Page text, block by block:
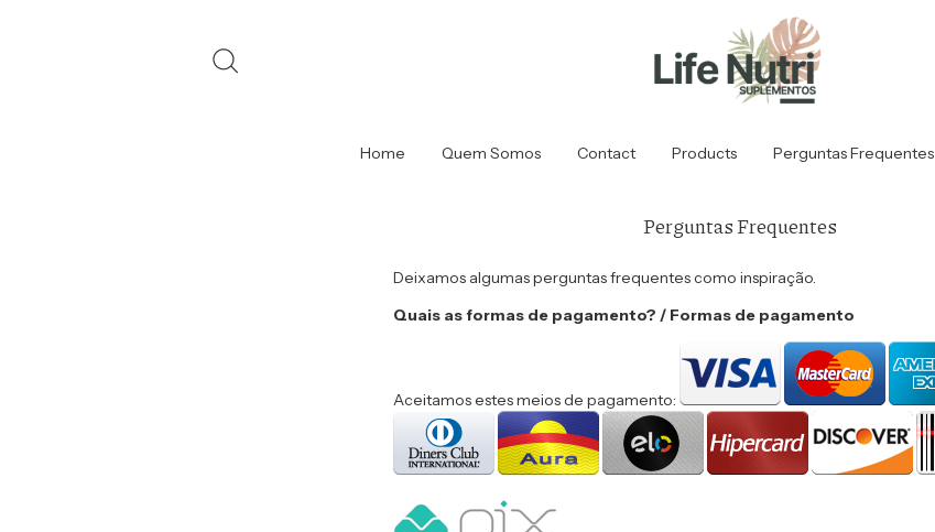
Home Quem Somos Contact Products Perguntas Frequentes
Perguntas Frequentes
Deixamos algumas perguntas frequentes como inspiração.
Quais as formas de pagamento? / Formas de pagamento
Aceitamos estes meios de pagamento: